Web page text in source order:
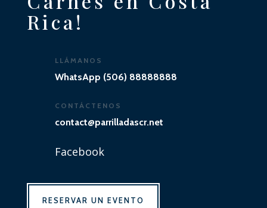
Rica!
LLÁMANOS
WhatsApp (506) 88888888
CONTÁCTENOS
contact@parrilladascr.net
Facebook
RESERVAR UN EVENTO